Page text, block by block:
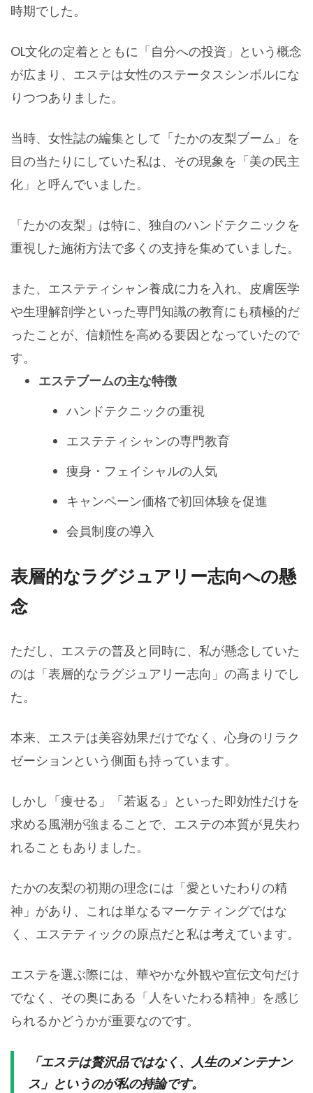
時期でした。
OL文化の定着とともに「自分への投資」という概念
が広まり、エステは女性のステータスシンボルにな
りつつありました。
当時、女性誌の編集として「たかの友梨ブーム」を
目の当たりにしていた私は、その現象を「美の民主
化」と呼んでいました。
「たかの友梨」は特に、独自のハンドテクニックを
重視した施術方法で多くの支持を集めていました。
また、エステティシャン養成に力を入れ、皮膚医学
や生理解剖学といった専門知識の教育にも積極的だ
ったことが、信頼性を高める要因となっていたので
す。
エステブームの主な特徴
ハンドテクニックの重視
エステティシャンの専門教育
痩身・フェイシャルの人気
キャンペーン価格で初回体験を促進
会員制度の導入
表層的なラグジュアリー志向への懸
念
ただし、エステの普及と同時に、私が懸念していた
のは「表層的なラグジュアリー志向」の高まりでし
た。
本来、エステは美容効果だけでなく、心身のリラク
ゼーションという側面も持っています。
しかし「痩せる」「若返る」といった即効性だけを
求める風潮が強まることで、エステの本質が見失わ
れることもありました。
たかの友梨の初期の理念には「愛といたわりの精
神」があり、これは単なるマーケティングではな
く、エステティックの原点だと私は考えています。
エステを選ぶ際には、華やかな外観や宣伝文句だけ
でなく、その奥にある「人をいたわる精神」を感じ
られるかどうかが重要なのです。
「エステは贅沢品ではなく、人生のメンテナン
ス」というのが私の持論です。